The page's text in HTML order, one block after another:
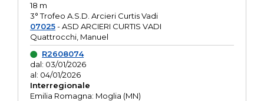
18 m
3° Trofeo A.S.D. Arcieri Curtis Vadi
07025- ASD ARCIERI CURTIS VADI
Quattrocchi, Manuel
R2608074
dal: 03/01/2026
al: 04/01/2026
Interregionale
Emilia Romagna: Moglia (MN)